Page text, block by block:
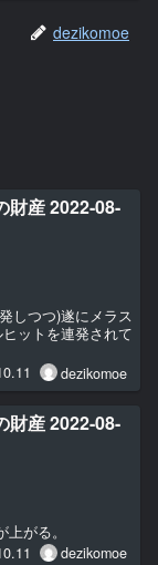
dezikomoe
財産 2022-08-
しつつ)遂にメラス
ットを連発されて
dezikomoe
財産 2022-08-
がる。
dezikomoe